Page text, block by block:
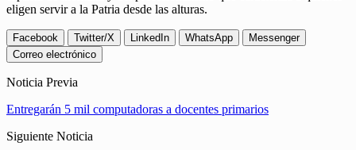
eligen servir a la Patria desde las alturas.
Facebook Twitter/X LinkedIn WhatsApp
Messenger
Correo electrónico
Noticia Previa
Entregarán 5 mil computadoras a docentes primarios
Siguiente Noticia